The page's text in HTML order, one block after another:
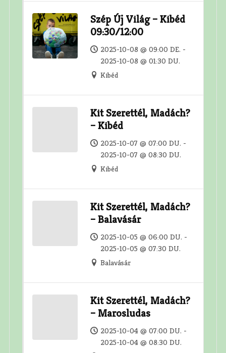
Szép Új Világ – Kibéd
09:30/12:00
2025-10-08 @ 09:00 DE. -
2025-10-08 @ 01:30 DU.
Kibéd
Kit Szerettél, Madách?
– Kibéd
2025-10-07 @ 07:00 DU. -
2025-10-07 @ 08:30 DU.
Kibéd
Kit Szerettél, Madách?
– Balavásár
2025-10-05 @ 06:00 DU. -
2025-10-05 @ 07:30 DU.
Balavásár
Kit Szerettél, Madách?
– Marosludas
2025-10-04 @ 07:00 DU. -
2025-10-04 @ 08:30 DU.